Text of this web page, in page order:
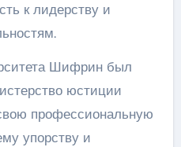
к лидерству и
Шифрин был
юстиции
профессиональную
упорству и